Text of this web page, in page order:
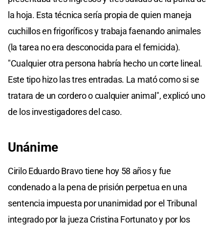
la hoja. Esta técnica sería propia de quien maneja
cuchillos en frigoríficos y trabaja faenando animales
(la tarea no era desconocida para el femicida).
"Cualquier otra persona habría hecho un corte lineal.
Este tipo hizo las tres entradas. La mató como si se
tratara de un cordero o cualquier animal", explicó uno
de los investigadores del caso.
Unánime
Cirilo Eduardo Bravo tiene hoy 58 años y fue
condenado a la pena de prisión perpetua en una
sentencia impuesta por unanimidad por el Tribunal
integrado por la jueza Cristina Fortunato y por los